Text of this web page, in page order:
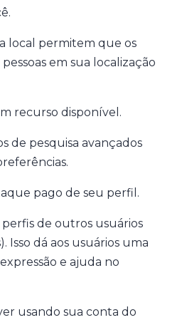
local permitem que os
em sua localização
recurso disponível.
de pesquisa avançados
pago de seu perfil.
perfis de outros usuários
Isso dá aos usuários uma
e ajuda no
usando sua conta do